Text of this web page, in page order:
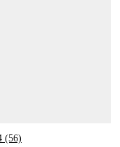
(56)